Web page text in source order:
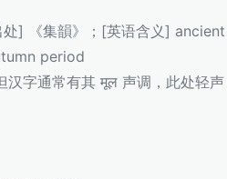
] 《集韻》；[英语含义] ancient
period
字通常有其 मूल 声调，此处轻声